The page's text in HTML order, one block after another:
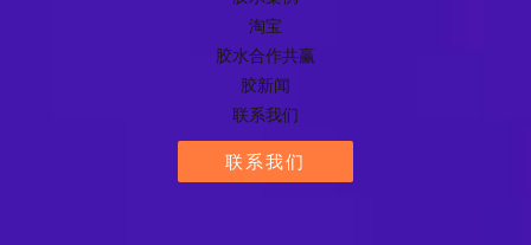
淘宝
胶水合作共赢
胶新闻
联系我们
联系我们